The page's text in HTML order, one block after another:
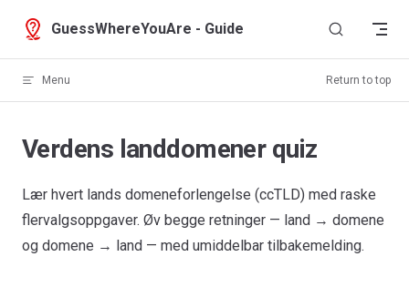
Skip to content
GuessWhereYouAre - Guide
Menu Return to top
Verdens landdomener quiz
Lær hvert lands domeneforlengelse (ccTLD) med raske
flervalgsoppgaver. Øv begge retninger — land → domene
og domene → land — med umiddelbar tilbakemelding.